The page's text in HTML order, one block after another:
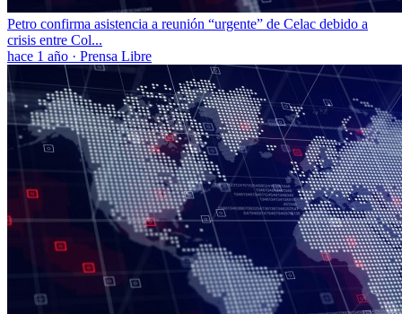
Petro confirma asistencia a reunión “urgente” de Celac debido a
crisis entre Col...
hace 1 año · Prensa Libre